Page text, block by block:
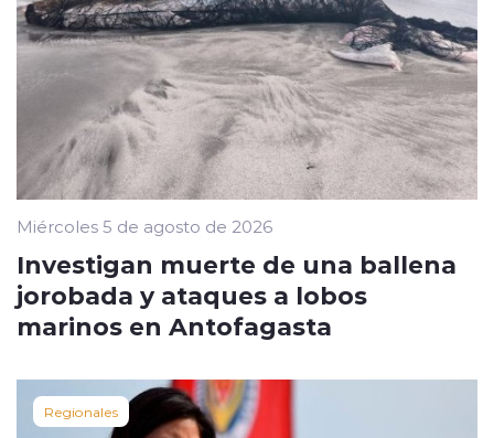
Miércoles 5 de agosto de 2026
Investigan muerte de una ballena
jorobada y ataques a lobos
marinos en Antofagasta
Regionales